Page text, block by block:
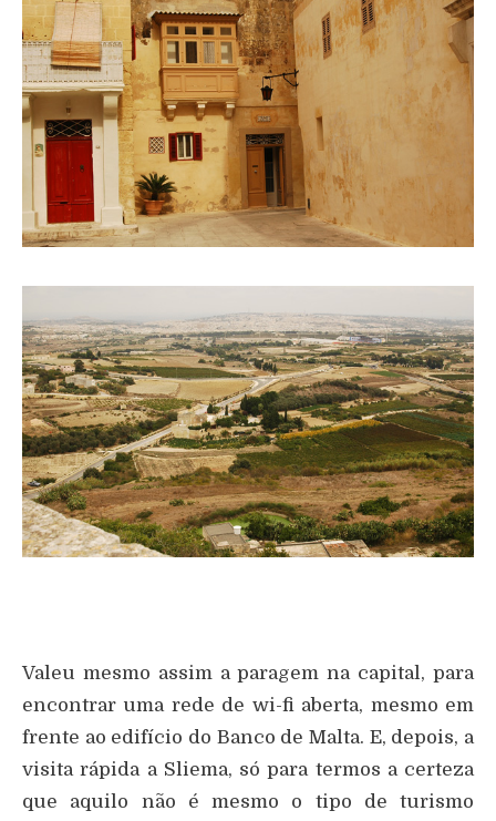
Valeu mesmo assim a paragem na capital, para
encontrar uma rede de wi-fi aberta, mesmo em
frente ao edifício do Banco de Malta. E, depois, a
visita rápida a Sliema, só para termos a certeza
que aquilo não é mesmo o tipo de turismo